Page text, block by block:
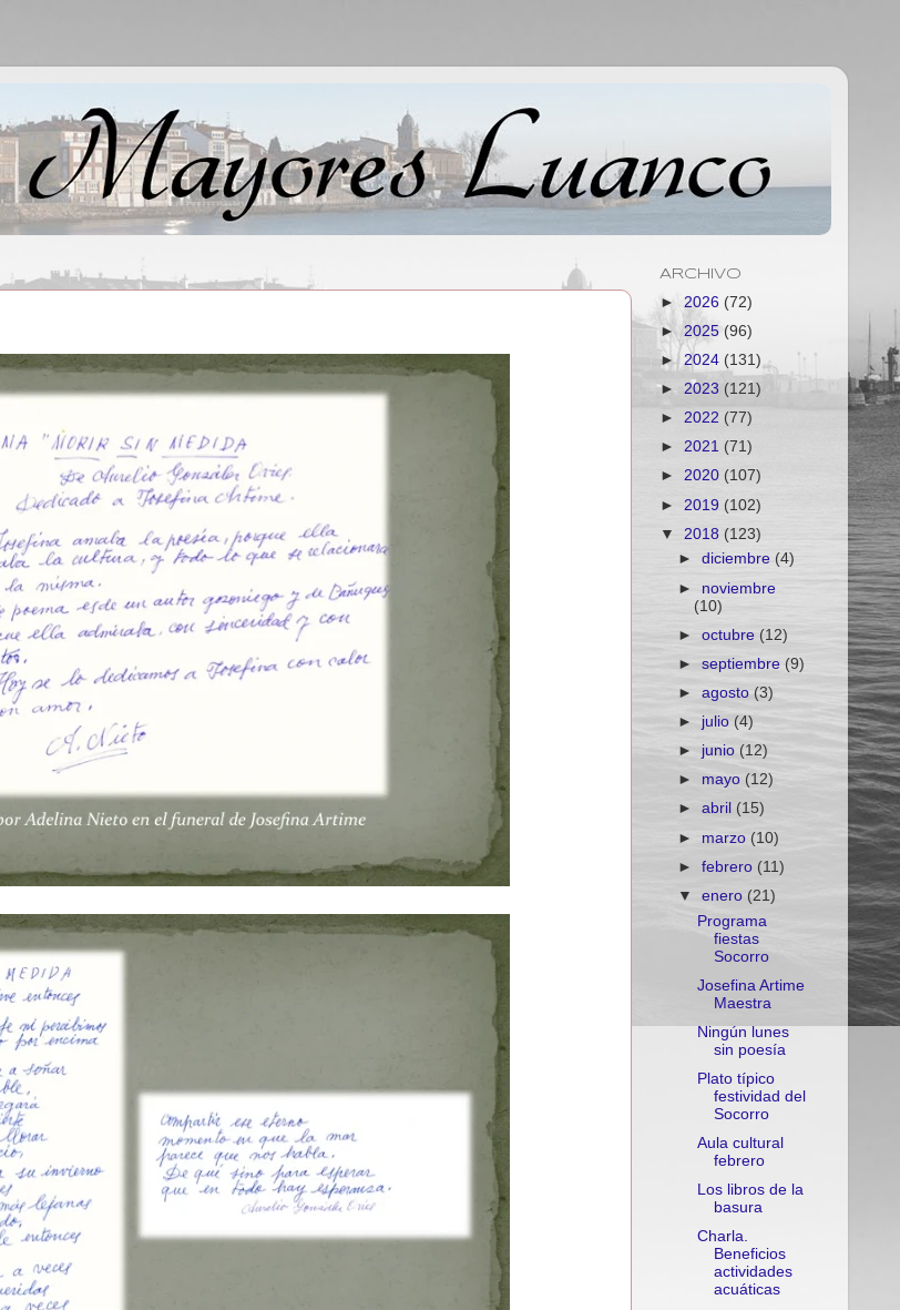
ARCHIVO
► 2026 (72)
► 2025 (96)
► 2024 (131)
► 2023 (121)
► 2022 (77)
► 2021 (71)
► 2020 (107)
► 2019 (102)
▼ 2018 (123)
►diciembre (4)
► noviembre
(10)
►octubre(12)
►septiembre(9)
►agosto(3)
► julio (4)
► junio (12)
► mayo (12)
►abril(15)
► marzo (10)
►febrero (11)
▼enero (21)
Programa
fiestas
Socorro
Josefina Artime
Maestra
Ningún lunes
sin poesía
Plato típico
festividad del
Socorro
Aula cultural
febrero
Los libros de la
basura
Charla.
Beneficios
actividades
acuáticas